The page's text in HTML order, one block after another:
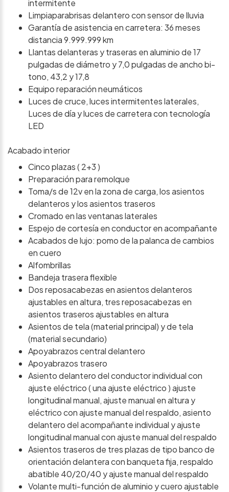
intermitente
Limpiaparabrisas delantero con sensor de lluvia
Garantía de asistencia en carretera: 36 meses
distancia 9.999.999 km
Llantas delanteras y traseras en aluminio de 17
pulgadas de diámetro y 7,0 pulgadas de ancho bi-
tono, 43,2 y 17,8
Equipo reparación neumáticos
Luces de cruce, luces intermitentes laterales,
Luces de día y luces de carretera con tecnología
LED
Acabado interior
Cinco plazas ( 2+3 )
Preparación para remolque
Toma/s de 12v en la zona de carga, los asientos
delanteros y los asientos traseros
Cromado en las ventanas laterales
Espejo de cortesía en conductor en acompañante
Acabados de lujo: pomo de la palanca de cambios
en cuero
Alfombrillas
Bandeja trasera flexible
Dos reposacabezas en asientos delanteros
ajustables en altura, tres reposacabezas en
asientos traseros ajustables en altura
Asientos de tela (material principal) y de tela
(material secundario)
Apoyabrazos central delantero
Apoyabrazos trasero
Asiento delantero del conductor individual con
ajuste eléctrico ( una ajuste eléctrico ) ajuste
longitudinal manual, ajuste manual en altura y
eléctrico con ajuste manual del respaldo, asiento
delantero del acompañante individual y ajuste
longitudinal manual con ajuste manual del respaldo
Asientos traseros de tres plazas de tipo banco de
orientación delantera con banqueta fija, respaldo
abatible 40/20/40 y ajuste manual del respaldo
Volante multi-función de aluminio y cuero ajustable